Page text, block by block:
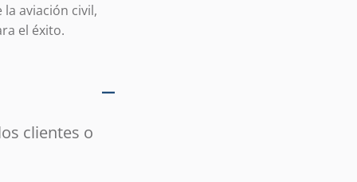
aviación civil,
el éxito.
clientes o